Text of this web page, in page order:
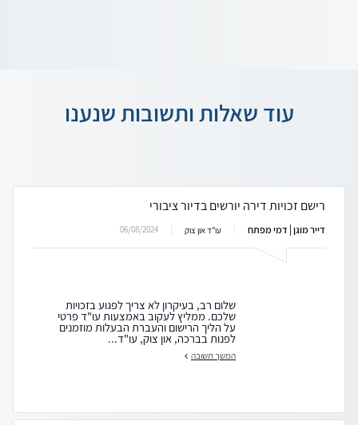
עוד שאלות ותשובות שנענו
רישם זכויות דירה יורשים בדיור ציבורי
דייר מוגן | דמי מפתח עו"ד און צוק 06/08/2024
שלום רב, בעיקרון לא צריך לפגוע בזכויות
שלכם. ממליץ לעקוב באמצעות עו"ד פרטי
על הליך הרישום והעברת הבעלות מוזמנים
לפנות בברכה, און צוק, עו"ד...
המשך תשובה